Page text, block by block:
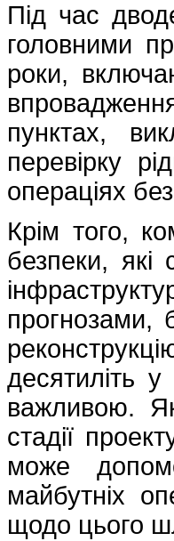
Під час
головними
роки,
пунктах,
перевірку
операціях
Крім того,
безпеки, які
прогнозами,
десятиліть
важливою.
стадії
може
майбутніх
щодо цього